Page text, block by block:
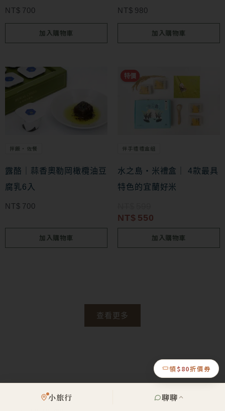
NT$ 700
加入購物車
NT$ 980
加入購物車
拌飯・佐餐
露酪｜蒜香奧勒岡橄欖油豆
腐乳6入
NT$ 700
加入購物車
特價
伴手禮禮盒組
特價
水之島‧米禮盒｜ 4款最具
特色的宜蘭好米
原始價格：NT$599。
NT$ 550
目前價格：NT$550。
加入購物車
查看更多
領$80折價券
小旅行 聊聊